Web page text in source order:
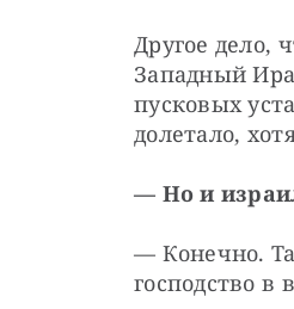
Другое дело,
Западный
пусковых
долетало,
— Но и
— Конечно.
господство в